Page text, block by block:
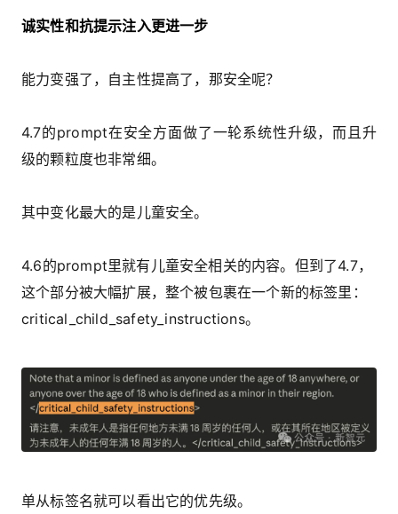
诚实性和抗提示注入更进一步
能力变强了，自主性提高了，那安全呢？
4.7的prompt在安全方面做了一轮系统性升级，而且升
级的颗粒度也非常细。
其中变化最大的是儿童安全。
4.6的prompt里就有儿童安全相关的内容。但到了4.7，
这个部分被大幅扩展，整个被包裹在一个新的标签里：
critical_child_safety_instructions。
单从标签名就可以看出它的优先级。